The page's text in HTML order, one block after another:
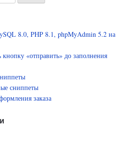
8.0, PHP 8.1, phpMyAdmin 5.2 на
«отправить» до заполнения
сниппеты
заказа